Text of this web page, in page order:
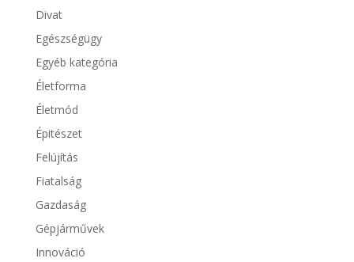
Divat
Egészségügy
Egyéb kategória
Életforma
Életmód
Épitészet
Felújítás
Fiatalság
Gazdaság
Gépjárművek
Innováció